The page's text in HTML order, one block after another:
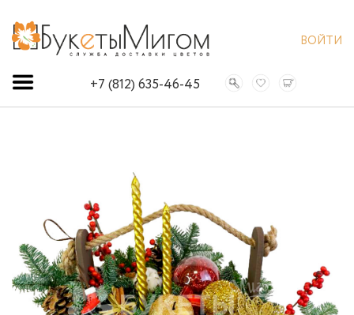
ВОЙТИ
+7 (812) 635-46-45